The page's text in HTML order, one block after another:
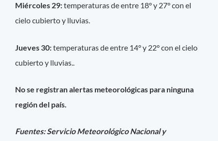
Miércoles 29:temperaturas de entre 18° y 27° con el
cielo cubierto y lluvias.
Jueves 30:temperaturas de entre 14° y 22° con el cielo
cubierto y lluvias..
No se registran alertas meteorológicas para ninguna
región del país.
Fuentes: Servicio Meteorológico Nacional y